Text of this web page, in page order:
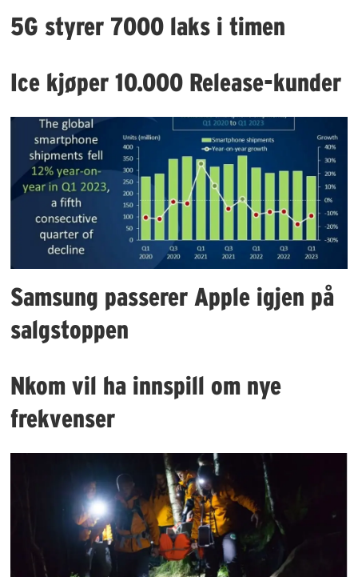
5G styrer 7000 laks i timen
Ice kjøper 10.000 Release-kunder
Samsung passerer Apple igjen på
salgstoppen
Nkom vil ha innspill om nye
frekvenser